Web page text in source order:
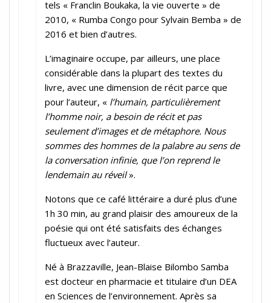
tels « Franclin Boukaka, la vie ouverte » de
2010, « Rumba Congo pour Sylvain Bemba » de
2016 et bien d’autres.
L’imaginaire occupe, par ailleurs, une place
considérable dans la plupart des textes du
livre, avec une dimension de récit parce que
pour l’auteur, « l’humain, particulièrement
l’homme noir, a besoin de récit et pas
seulement d’images et de métaphore. Nous
sommes des hommes de la palabre au sens de
la conversation infinie, que l’on reprend le
lendemain au réveil».
Notons que ce café littéraire a duré plus d’une
1h 30 min, au grand plaisir des amoureux de la
poésie qui ont été satisfaits des échanges
fluctueux avec l’auteur.
Né à Brazzaville, Jean-Blaise Bilombo Samba
est docteur en pharmacie et titulaire d’un DEA
en Sciences de l’environnement. Après sa